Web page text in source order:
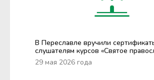
В Переславле вручили
слушателям курсов «Святое
29 мая 2026 года